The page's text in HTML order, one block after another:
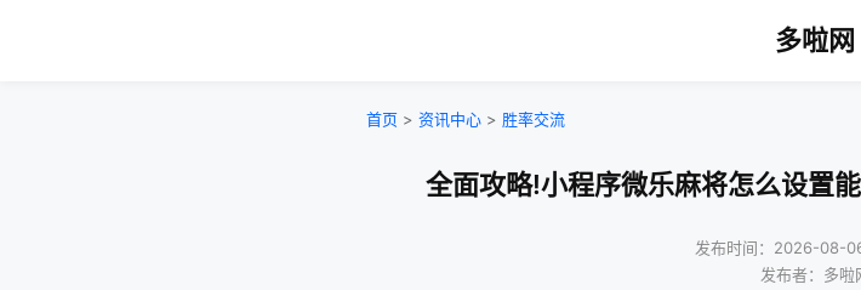
多啦网
首页 > 资讯中心 > 胜率交流
全面攻略!小程序微乐麻将怎么设置
发布时间：2026-08-
发布者：多啦